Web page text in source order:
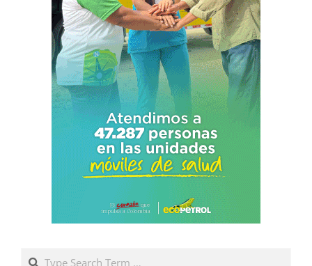
Search